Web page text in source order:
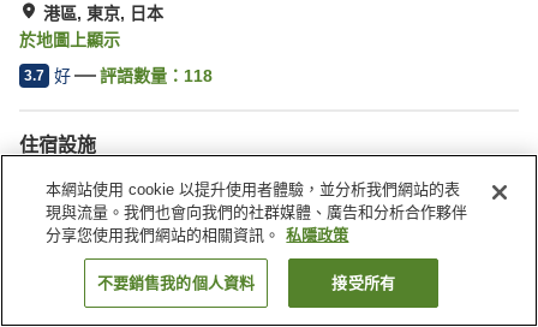
港區, 東京, 日本
於地圖上顯示
3.7 好 評語數量： 118
住宿設施
桑拿
水療/美容院
自動販賣機
收費洗衣房
找客房
本網站使用 cookie 以提升使用者體驗，並分析我們網站的表
現與流量。我們也會向我們的社群媒體、廣告和分析合作夥伴
分享您使用我們網站的相關資訊。
私隱政策
不要銷售我的個人資料 接受所有